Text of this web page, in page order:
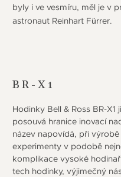
byly i ve vesmíru, měl je v
astronaut Reinhart Fürrer.
BR-X1
Hodinky Bell & Ross BR-
posouvá hranice inovací
název napovídá, při
experimenty v podobě
komplikace vysoké
tech hodinky, výjimečný